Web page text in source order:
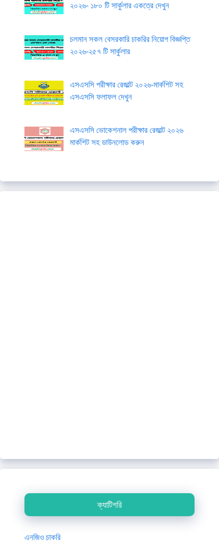
২০২৬- ১৮০ টি সার্কুলার একত্রে দেখুন
চলমান সকল বেসরকারি চাকরির নিয়োগ বিজ্ঞপ্তি
২০২৬-২৫৭ টি সার্কুলার
এসএসসি পরীক্ষার রেজাল্ট ২০২৬-মার্কশিট সহ
এসএসসি ফলাফল দেখুন
এসএসসি ভোকেশনাল পরীক্ষার রেজাল্ট ২০২৬
মার্কশিট সহ ডাউনলোড করুন
ক্যাটিগরি
এনজিও চাকরি